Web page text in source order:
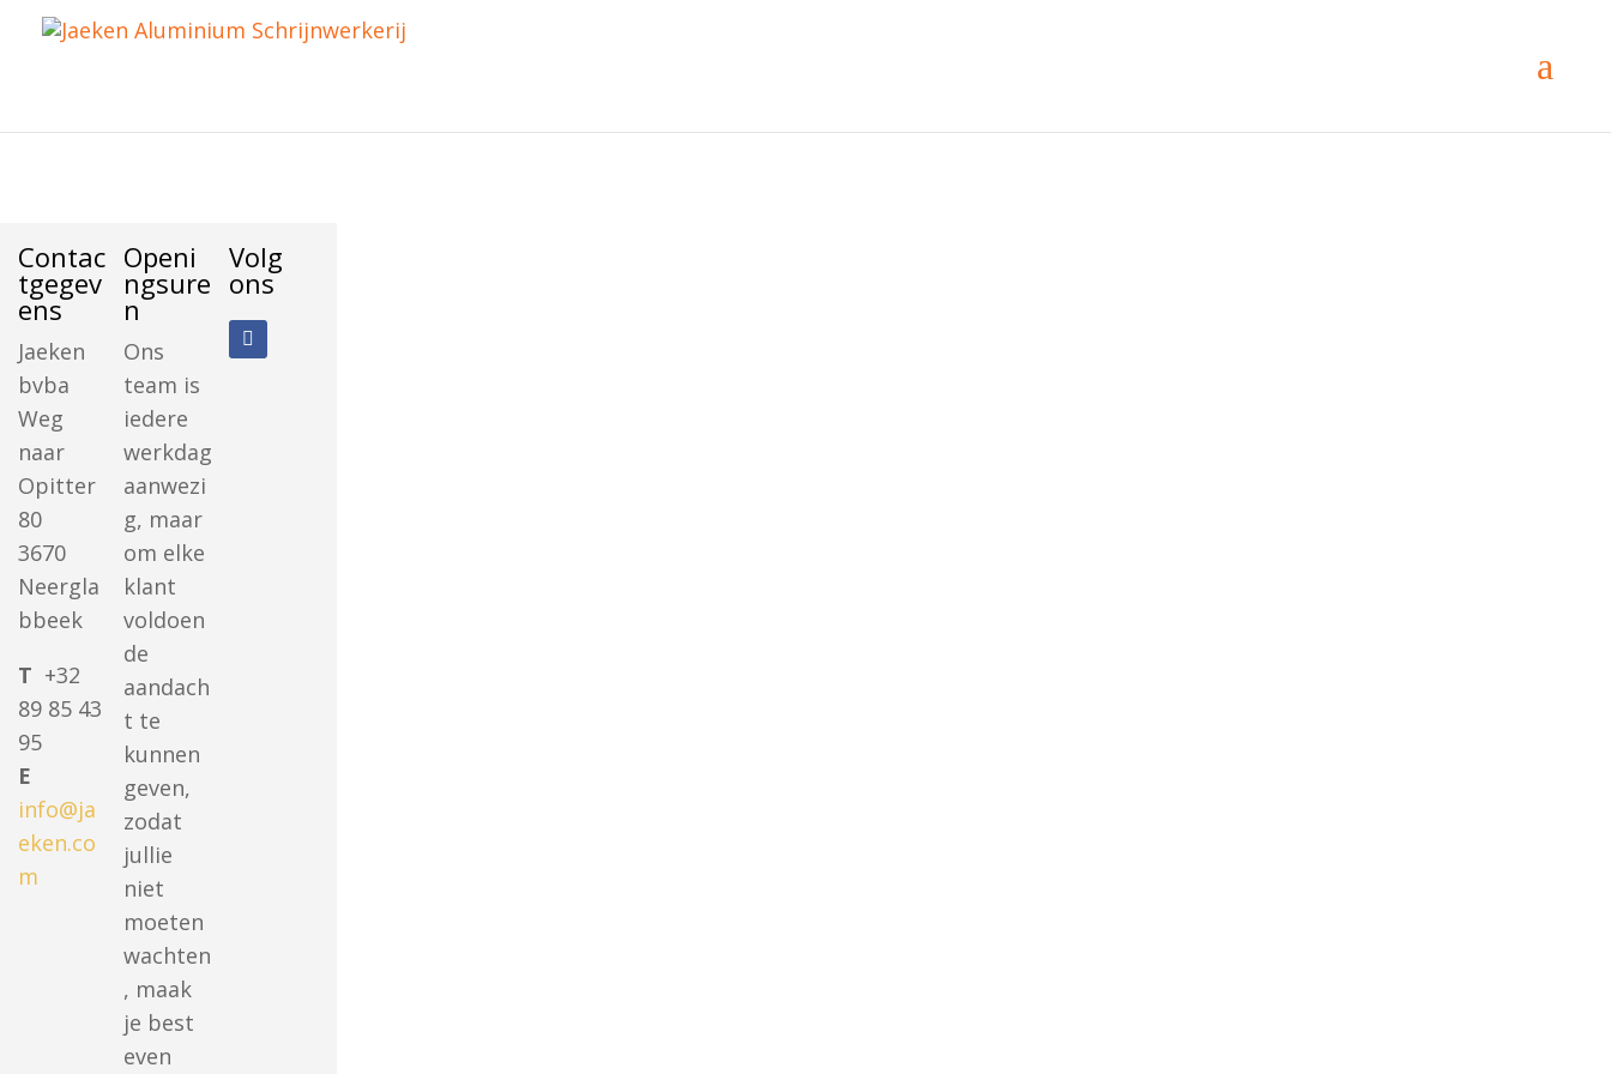
Contac
tgegev
ens
Jaeken
bvba
Weg
naar
Opitter
80
3670
Neergla
bbeek
T +32
89 85 43
95
E
info@ja
eken.co
m
Openi
ngsure
n
Ons
team is
iedere
werkdag
aanwezi
g, maar
om elke
klant
voldoen
de
aandach
t te
kunnen
geven,
zodat
jullie
niet
moeten
wachten
, maak
je best
even
Volg
ons